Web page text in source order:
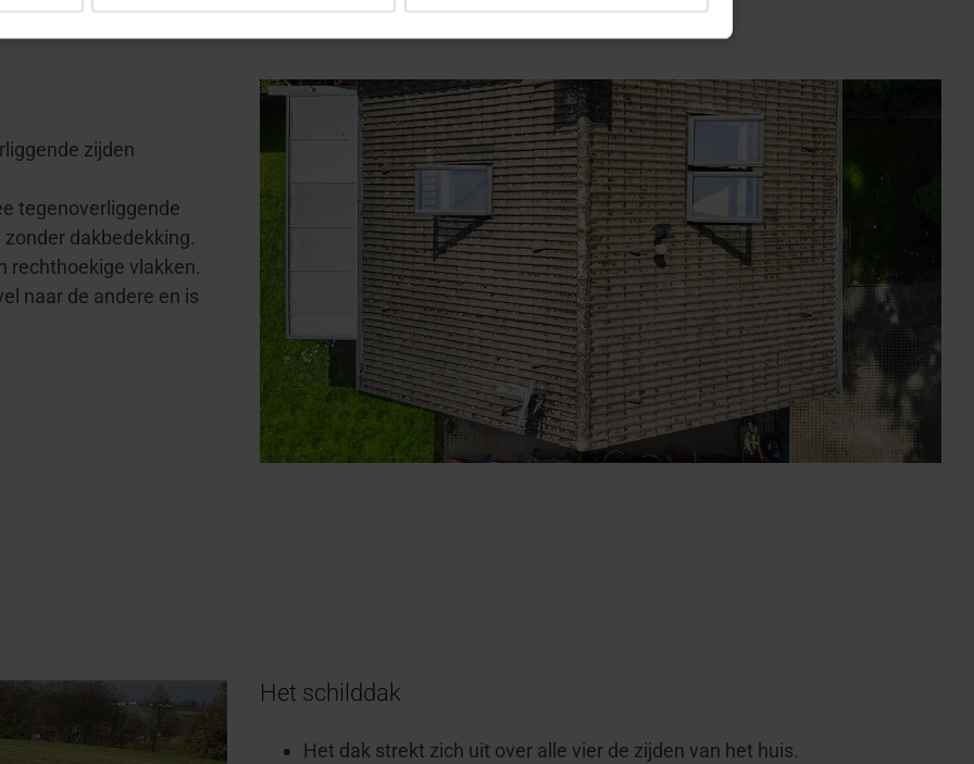
zijden
tegenoverliggende
dakbedekking.
rechthoekige vlakken.
naar de andere en is
Het schilddak
Het dak strekt zich uit over alle vier de zijden van het huis.